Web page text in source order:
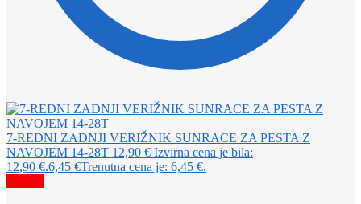
7-REDNI ZADNJI VERIŽNIK SUNRACE ZA PESTA Z
NAVOJEM 14-28T 12,90€ Izvirna cena je bila:
12,90 €.6,45 €Trenutna cena je: 6,45 €.